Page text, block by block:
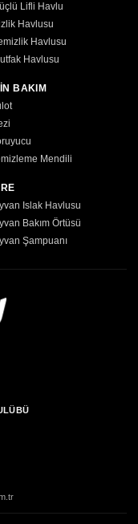
Lifli Havlu
Havlusu
Havlusu
Havlusu
BAKIM
Mendili
Islak Havlusu
Bakım Örtüsü
Şampuanı